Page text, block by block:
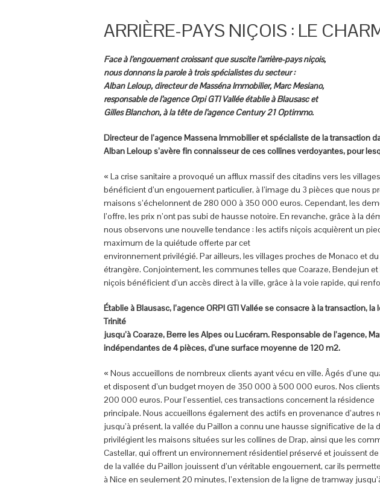
ARRIÈRE-PAYS NIÇOIS : LE
Face à l’engouement croissant que suscite l’arrière-pays niçois,
nous donnons la parole à trois spécialistes du secteur :
Alban Leloup, directeur de Masséna Immobilier, Marc Mesiano,
responsable de l’agence Orpi GTI Vallée établie à Blausasc et
Gilles Blanchon, à la tête de l’agence Century 21 Optimmo.
Directeur de l’agence Massena Immobilier et spécialiste de la transaction
Alban Leloup s’avère fin connaisseur de ces collines verdoyantes, pour
« La crise sanitaire a provoqué un afflux massif des citadins vers les
bénéficient d’un engouement particulier, à l’image du 3 pièces que nous
maisons s’échelonnent de 280 000 à 350 000 euros. Cependant, les
l’offre, les prix n’ont pas subi de hausse notoire. En revanche, grâce à la
nous observons une nouvelle tendance : les actifs niçois acquièrent un
maximum de la quiétude offerte par cet
environnement privilégié. Par ailleurs, les villages proches de Monaco et
étrangère. Conjointement, les communes telles que Coaraze, Bendejun
niçois bénéficient d’un accès direct à la ville, grâce à la voie rapide, qui
Établie à Blausasc, l’agence ORPI GTI Vallée se consacre à la
Trinité
jusqu’à Coaraze, Berre les Alpes ou Lucéram. Responsable de l’agence,
indépendantes de 4 pièces, d’une surface moyenne de 120 m2.
« Nous accueillons de nombreux clients ayant vécu en ville. Âgés d’une
et disposent d’un budget moyen de 350 000 à 500 000 euros. Nos
200 000 euros. Pour l’essentiel, ces transactions concernent la résidence
principale. Nous accueillons également des actifs en provenance
jusqu’à présent, la vallée du Paillon a connu une hausse significative de
privilégient les maisons situées sur les collines de Drap, ainsi que les
Castellar, qui offrent un environnement résidentiel préservé et jouissent
de la vallée du Paillon jouissent d’un véritable engouement, car ils
à Nice en seulement 20 minutes, l’extension de la ligne de tramway